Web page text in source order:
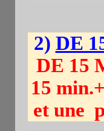
2) DE
DE 15
15
et une